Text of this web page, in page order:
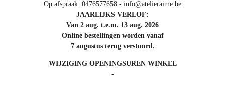
Op afspraak: 0476577658 - info@atelieraime.be
JAARLIJKS VERLOF:
Van 2 aug. t.e.m. 13 aug. 2026
Online bestellingen worden vanaf
7 augustus terug verstuurd.
WIJZIGING OPENINGSUREN WINKEL
-